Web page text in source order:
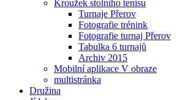
Kroužek stolního tenisu
Turnaje Přerov
Fotografie trénink
Fotografie turnaj Přerov
Tabulka 6 turnajů
Archiv 2015
Mobilní aplikace V obraze
multistránka
Družina